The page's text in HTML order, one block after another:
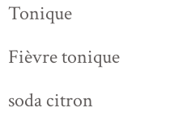
Tonique
Fièvre tonique
soda citron